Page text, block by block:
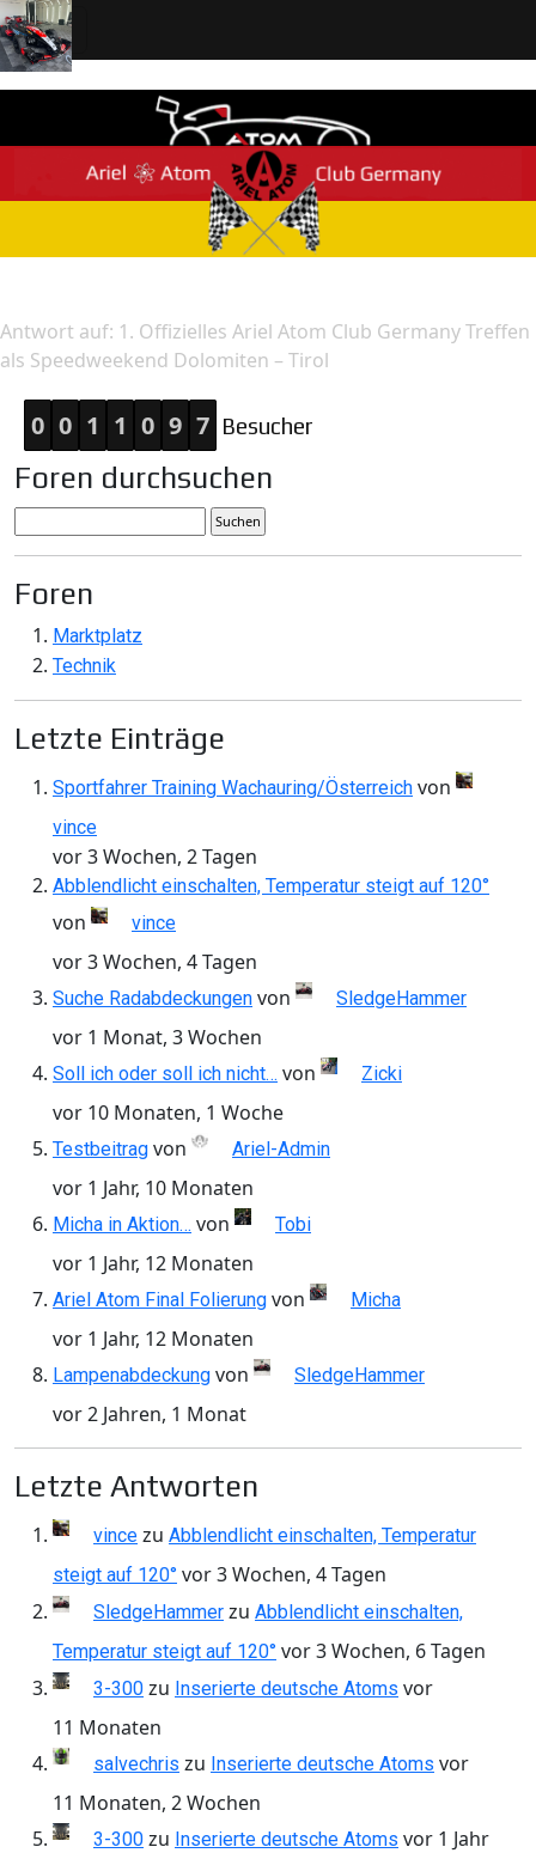
Antwort auf: 1. Offizielles Ariel Atom Club Germany Treffen
als Speedweekend Dolomiten – Tirol
0 0 1 1 0 9 7 Besucher
Foren durchsuchen
Foren
Marktplatz
Technik
Letzte Einträge
Sportfahrer Training Wachauring/Österreich von
vince
vor 3 Wochen, 2 Tagen
Abblendlicht einschalten, Temperatur steigt auf 120°
von vince
vor 3 Wochen, 4 Tagen
Suche Radabdeckungen von SledgeHammer
vor 1 Monat, 3 Wochen
Soll ich oder soll ich nicht… von Zicki
vor 10 Monaten, 1 Woche
Testbeitrag von Ariel-Admin
vor 1 Jahr, 10 Monaten
Micha in Aktion… von Tobi
vor 1 Jahr, 12 Monaten
Ariel Atom Final Folierung von Micha
vor 1 Jahr, 12 Monaten
Lampenabdeckung von SledgeHammer
vor 2 Jahren, 1 Monat
Letzte Antworten
vince zu Abblendlicht einschalten, Temperatur
steigt auf 120° vor 3 Wochen, 4 Tagen
SledgeHammer zu Abblendlicht einschalten,
Temperatur steigt auf 120° vor 3 Wochen, 6 Tagen
3-300 zu Inserierte deutsche Atoms vor
11 Monaten
salvechris zu Inserierte deutsche Atoms vor
11 Monaten, 2 Wochen
3-300 zu Inserierte deutsche Atoms vor 1 Jahr